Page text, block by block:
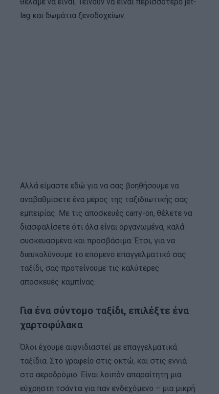
lag και δωμάτια ξενοδοχείων.
Αλλά είμαστε εδώ για να σας βοηθήσουμε να
αναβαθμίσετε ένα μέρος της ταξιδιωτικής σας
εμπειρίας. Με τις αποσκευές carry-on, θέλετε να
διασφαλίσετε ότι όλα είναι οργανωμένα, καλά
συσκευασμένα και προσβάσιμα. Έτσι, για να
διευκολύνουμε το επόμενο επαγγελματικό σας
ταξίδι, σας προτείνουμε τις καλύτερες
αποσκευές καμπίνας.
Για ένα σύντομο ταξίδι, επιλέξτε ένα
χαρτοφύλακα
Όλοι έχουμε αιφνιδιαστεί με επαγγελματικά
ταξίδια. Στο γραφείο στις οκτώ, και στις εννιά
στο αεροδρόμιο. Είναι λοιπόν απαραίτητη μια
εύχρηστη τσάντα για παν ενδεχόμενο – μια μικρή